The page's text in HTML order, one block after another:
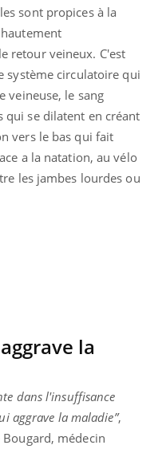
sont propices à la
retour veineux. C'est
système circulatoire qui
veineuse, le sang
qui se dilatent en créant
vers le bas qui fait
a la natation, au vélo
les jambes lourdes ou
la
dans l'insuffisance
aggrave la maladie”,
médecin